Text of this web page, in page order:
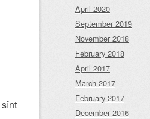
April 2020
September 2019
November 2018
February 2018
April 2017
March 2017
February 2017
December 2016